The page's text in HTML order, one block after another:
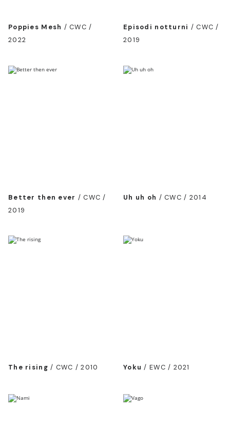
Poppies Mesh /CWC /
2022
Episodi notturni /CWC /
2019
Better then ever /CWC /
2019
Uh uh oh /CWC / 2014
The rising / CWC / 2010 Yoku / EWC / 2021